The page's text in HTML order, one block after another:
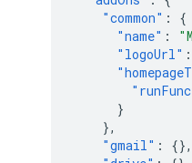
"common" :
{
"name" :
"logoUrl" :
}
},
"gmail" :
{},